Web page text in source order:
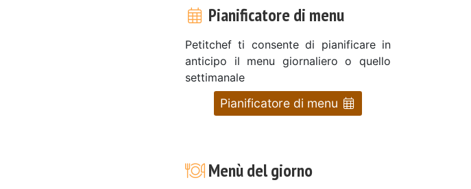
Pianificatore di menu
Petitchef ti consente di pianificare in
anticipo il menu giornaliero o quello
settimanale
Pianificatore di menu
Menù del giorno